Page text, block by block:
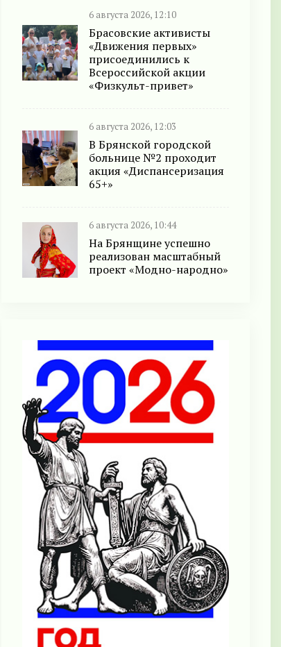
6 августа 2026, 12:10
Брасовские активисты
«Движения первых»
присоединились к
Всероссийской акции
«Физкульт-привет»
6 августа 2026, 12:03
В Брянской городской
больнице №2 проходит
акция «Диспансеризация
65+»
6 августа 2026, 10:44
На Брянщине успешно
реализован масштабный
проект «Модно-народно»